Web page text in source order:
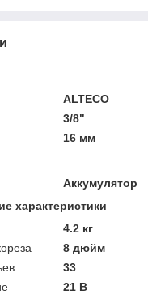
ALTECO
3/8"
16 мм
Аккумулятор
характеристики
4.2 кг
8 дюйм
33
21 В